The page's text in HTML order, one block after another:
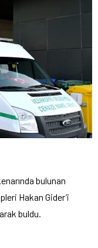
bulunan
Hakan Gider’i
buldu.